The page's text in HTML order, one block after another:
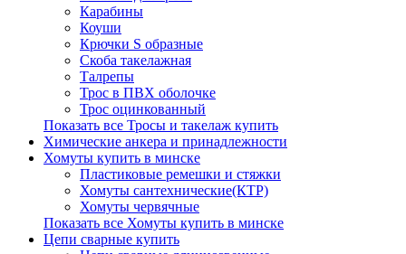
Карабины
Коуши
Крючки S образные
Скоба такелажная
Талрепы
Трос в ПВХ оболочке
Трос оцинкованный
Показать все Тросы и такелаж купить
Химические анкера и принадлежности
Хомуты купить в минске
Пластиковые ремешки и стяжки
Хомуты сантехнические(КТР)
Хомуты червячные
Показать все Хомуты купить в минске
Цепи сварные купить